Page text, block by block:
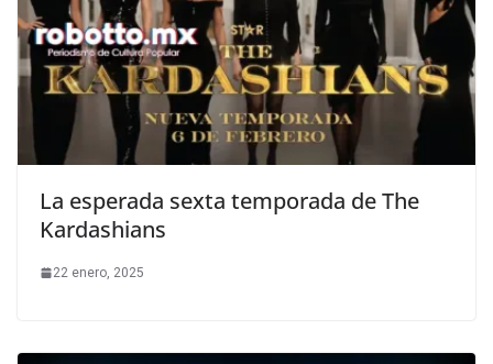
La esperada sexta temporada de The
Kardashians
22 enero, 2025